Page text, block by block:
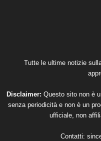
Tutte le ultime notizie
Disclaimer: Questo sito non è
senza periodicità e non è un
ufficiale, non
Contatti: